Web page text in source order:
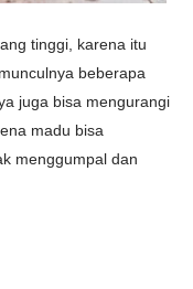
tinggi, karena itu
beberapa
juga bisa mengurangi
madu bisa
menggumpal dan